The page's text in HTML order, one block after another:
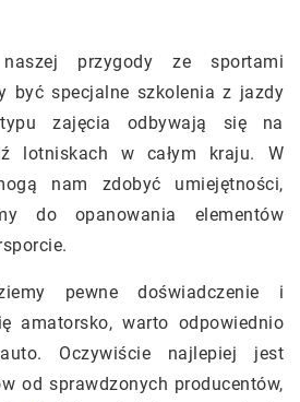
przygody ze sportami
być specjalne szkolenia z jazdy
zajęcia odbywają się na
lotniskach w całym kraju. W
nam zdobyć umiejętności,
do opanowania elementów
pewne doświadczenie i
amatorsko, warto odpowiednio
Oczywiście najlepiej jest
od sprawdzonych producentów,